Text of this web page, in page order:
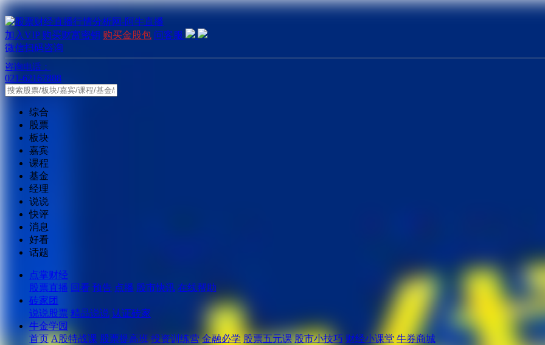
加入VIP 购买财富密钥 购买金股包 问客服
微信扫码咨询
咨询电话：
021-62167888
综合
股票
板块
嘉宾
课程
基金
经理
说说
快评
消息
好看
话题
点掌财经
股票直播 回看 预告 点播 股市快讯 在线帮助
砖家团
说说股票 精品说说 认证砖家
牛金学园
首页 A股特战课 股票提高班 投资训练营 金融必学 股票五元课 股市小技巧 财经小课堂 牛券商城